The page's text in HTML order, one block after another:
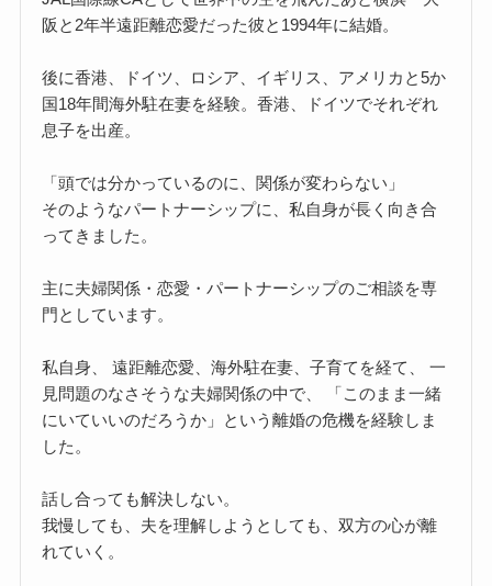
阪と2年半遠距離恋愛だった彼と1994年に結婚。
後に香港、ドイツ、ロシア、イギリス、アメリカと5か
国18年間海外駐在妻を経験。香港、ドイツでそれぞれ
息子を出産。
「頭では分かっているのに、関係が変わらない」
そのようなパートナーシップに、私自身が長く向き合
ってきました。
主に夫婦関係・恋愛・パートナーシップのご相談を専
門としています。
私自身、 遠距離恋愛、海外駐在妻、子育てを経て、 一
見問題のなさそうな夫婦関係の中で、 「このまま一緒
にいていいのだろうか」という離婚の危機を経験しま
した。
話し合っても解決しない。
我慢しても、夫を理解しようとしても、双方の心が離
れていく。